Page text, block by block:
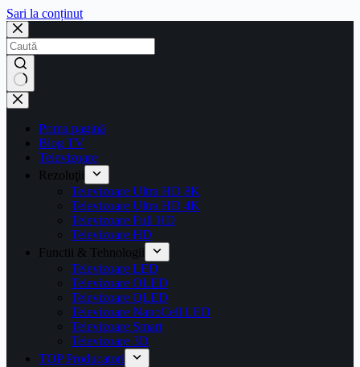
Sari la conținut
Prima pagină
Blog TV
Televizoare
Rezoluţii
Televizoare Ultra HD 8K
Televizoare Ultra HD 4K
Televizoare Full HD
Televizoare HD
Functii & Tehnologii
Televizoare LED
Televizoare OLED
Televizoare QLED
Televizoare NanoCell LED
Televizoare Smart
Televizoare 3D
TOP Producatori